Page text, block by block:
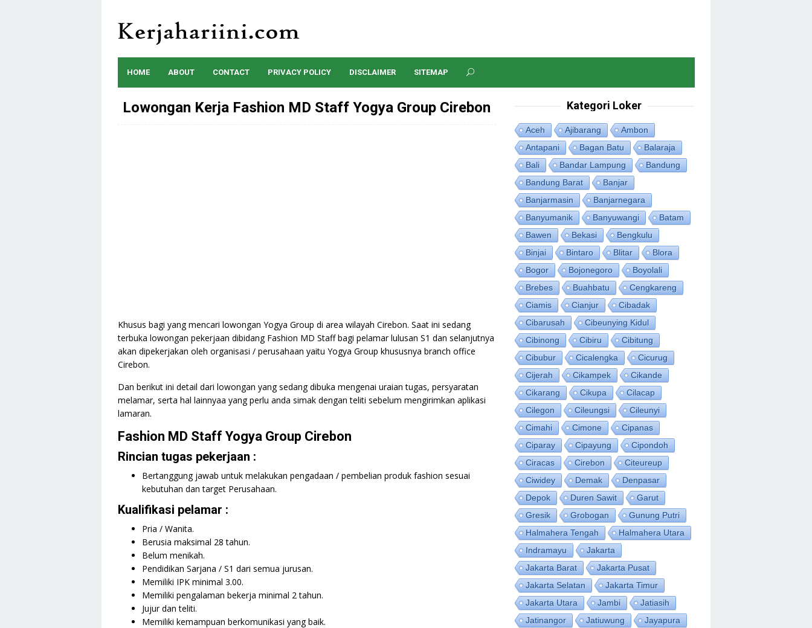
content
HOME ABOUT CONTACT PRIVACY POLICY DISCLAIMER SITEMAP
Lowongan Kerja Fashion MD Staff Yogya Group Cirebon
Khusus bagi yang mencari lowongan Yogya Group di area wilayah Cirebon. Saat ini sedang
terbuka lowongan pekerjaan dibidang Fashion MD Staff bagi pelamar lulusan S1 dan selanjutnya
akan dipekerjakan oleh organisasi / perusahaan yaitu Yogya Group khususnya branch office
Cirebon.
Dan berikut ini detail dari lowongan yang sedang dibuka mengenai uraian tugas, persyaratan
melamar, serta hal lainnyaa yang perlu anda simak dengan teliti sebelum mengirimkan aplikasi
lamaran.
Fashion MD Staff Yogya Group Cirebon
Rincian tugas pekerjaan :
Bertanggung jawab untuk melakukan pengadaan / pembelian produk fashion sesuai
kebutuhan dan target Perusahaan.
Kualifikasi pelamar :
Pria / Wanita.
Berusia maksimal 28 tahun.
Belum menikah.
Pendidikan Sarjana / S1 dari semua jurusan.
Memiliki IPK minimal 3.00.
Memiliki pengalaman bekerja minimal 2 tahun.
Jujur dan teliti.
Memiliki kemampuan berkomunikasi yang baik.
Kategori Loker
Aceh Ajibarang
Ambon
Antapani
Bagan Batu
Balaraja
Bali
Bandar Lampung
Bandung
Bandung Barat
Banjar
Banjarmasin
Banjarnegara
Banyumanik
Banyuwangi
Batam
Bawen
Bekasi
Bengkulu
Binjai
Bintaro Blitar
Blora
Bogor
Bojonegoro
Boyolali
Brebes
Buahbatu
Cengkareng
Ciamis
Cianjur
Cibadak
Cibarusah
Cibeunying Kidul
Cibinong
Cibiru
Cibitung
Cibubur
Cicalengka
Cicurug
Cijerah
Cikampek
Cikande
Cikarang
Cikupa
Cilacap
Cilegon
Cileungsi
Cileunyi
Cimahi
Cimone
Cipanas
Ciparay
Cipayung
Cipondoh
Ciracas
Cirebon
Citeureup
Ciwidey
Demak
Denpasar
Depok
Duren Sawit
Garut
Gresik
Grobogan
Gunung Putri
Halmahera Tengah
Halmahera Utara
Indramayu
Jakarta
Jakarta Barat
Jakarta Pusat
Jakarta Selatan
Jakarta Timur
Jakarta Utara
Jambi
Jatiasih
Jatinangor
Jatiuwung
Jayapura